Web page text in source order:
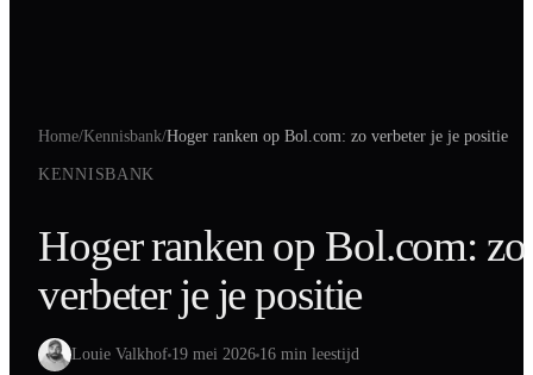
Digitale Handleidingen
Lifestyle Fotografie
Videografie
NL EN
Home/Kennisbank/Hoger ranken op Bol.com: zo verbeter je je positie
KENNISBANK
Hoger ranken op Bol.com: zo
verbeter je je positie
Louie Valkhof 19 mei 2026 16 min leestijd